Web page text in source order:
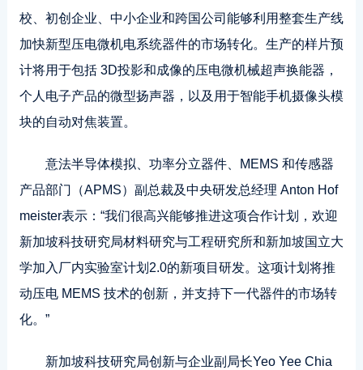
校、初创企业、中小企业和跨国公司能够利用整套生产线
加快新型压电微机电系统器件的市场转化。生产的样片预
计将用于包括 3D投影和成像的压电微机械超声换能器，
个人电子产品的微型扬声器，以及用于智能手机摄像头模
块的自动对焦装置。
意法半导体模拟、功率分立器件、MEMS 和传感器
产品部门（APMS）副总裁及中央研发总经理 Anton Hof
meister表示：“我们很高兴能够推进这项合作计划，欢迎
新加坡科技研究局材料研究与工程研究所和新加坡国立大
学加入厂内实验室计划2.0的新项目研发。这项计划将推
动压电 MEMS 技术的创新，并支持下一代器件的市场转
化。”
新加坡科技研究局创新与企业副局长Yeo Yee Chia